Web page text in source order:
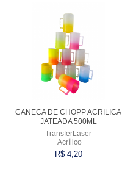
CANECA DE CHOPP ACRILICA
JATEADA 500ML
TransferLaser
Acrílico
R$ 4,20